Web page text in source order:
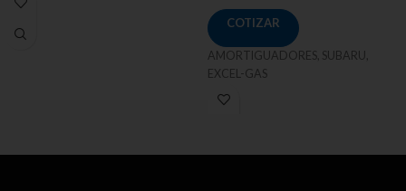
COTIZAR
AMORTIGUADORES, SUBARU,
EXCEL-GAS